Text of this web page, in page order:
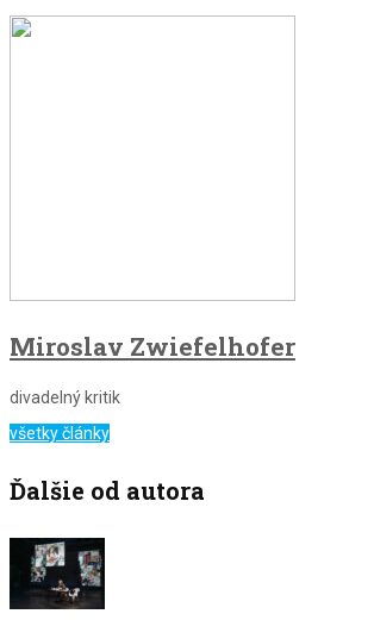
Miroslav Zwiefelhofer
divadelný kritik
všetky články
Ďalšie od autora